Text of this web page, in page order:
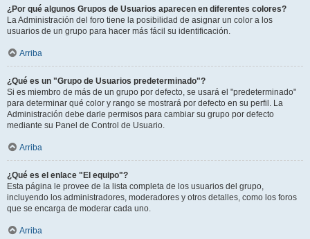
¿Por qué algunos Grupos de Usuarios aparecen en diferentes colores?
La Administración del foro tiene la posibilidad de asignar un color a los
usuarios de un grupo para hacer más fácil su identificación.
Arriba
¿Qué es un "Grupo de Usuarios predeterminado"?
Si es miembro de más de un grupo por defecto, se usará el "predeterminado"
para determinar qué color y rango se mostrará por defecto en su perfil. La
Administración debe darle permisos para cambiar su grupo por defecto
mediante su Panel de Control de Usuario.
Arriba
¿Qué es el enlace "El equipo"?
Esta página le provee de la lista completa de los usuarios del grupo,
incluyendo los administradores, moderadores y otros detalles, como los foros
que se encarga de moderar cada uno.
Arriba